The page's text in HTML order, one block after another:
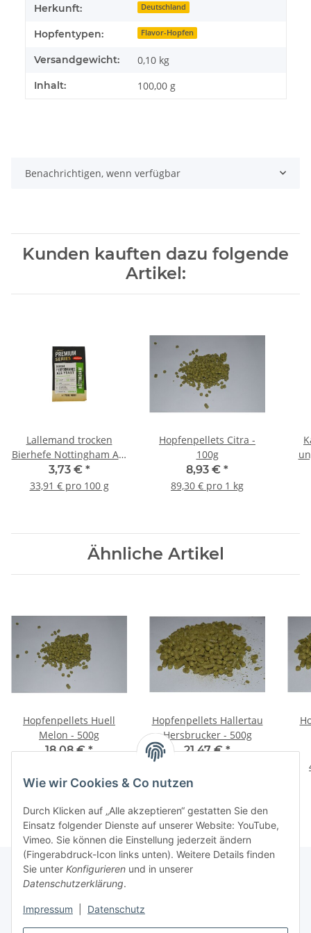
Wie wir Cookies & Co nutzen
Durch Klicken auf „Alle akzeptieren“ gestatten Sie den
Einsatz folgender Dienste auf unserer Website: YouTube,
Vimeo. Sie können die Einstellung jederzeit ändern
(Fingerabdruck-Icon links unten). Weitere Details finden
Sie unter Konfigurieren und in unserer
Datenschutzerklärung.
Impressum Datenschutz
Herkunft: Deutschland
Hopfentypen: Flavor-Hopfen
Versandgewicht: 0,10 kg
Inhalt: 100,00 g
Benachrichtigen, wenn verfügbar
Kunden kauften dazu folgende
Artikel:
Lallemand trocken
Bierhefe Nottingham Ale
- 11g
3,73 € *
33,91 € pro 100 g
Hopfenpellets Citra -
100g
8,93 € *
89,30 € pro 1 kg
Ähnliche Artikel
Hopfenpellets Huell
Melon - 500g
18,08 €*
Hopfenpellets Hallertau
Hersbrucker - 500g
21,47 €*